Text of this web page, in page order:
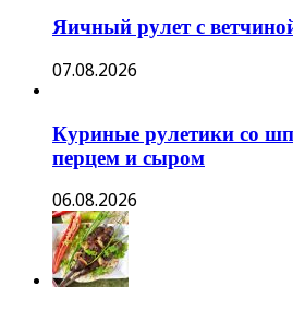
Яичный рулет с
07.08.2026
Куриные рулетики со
перцем и сыром
06.08.2026